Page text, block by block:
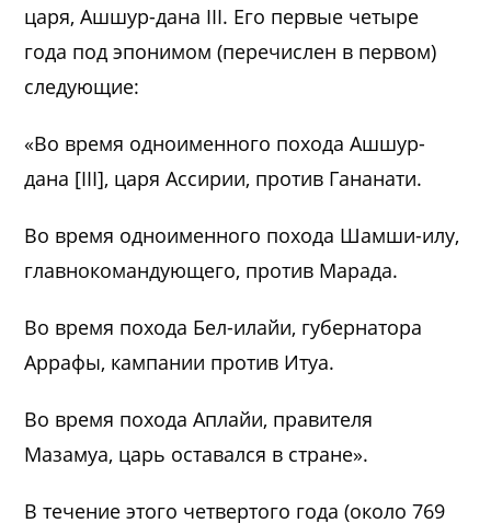
царя, Ашшур-дана III. Его первые четыре
года под эпонимом (перечислен в первом)
следующие:
«Во время одноименного похода Ашшур-
дана [III], царя Ассирии, против Гананати.
Во время одноименного похода Шамши-илу,
главнокомандующего, против Марада.
Во время похода Бел-илайи, губернатора
Аррафы, кампании против Итуа.
Во время похода Аплайи, правителя
Мазамуа, царь оставался в стране».
В течение этого четвертого года (около 769